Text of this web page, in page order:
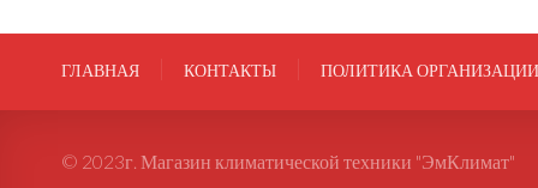
ГЛАВНАЯ КОНТАКТЫ ПОЛИТИКА ОРГАНИЗАЦИИ
© 2023г. Магазин климатической техники "ЭмКлимат"